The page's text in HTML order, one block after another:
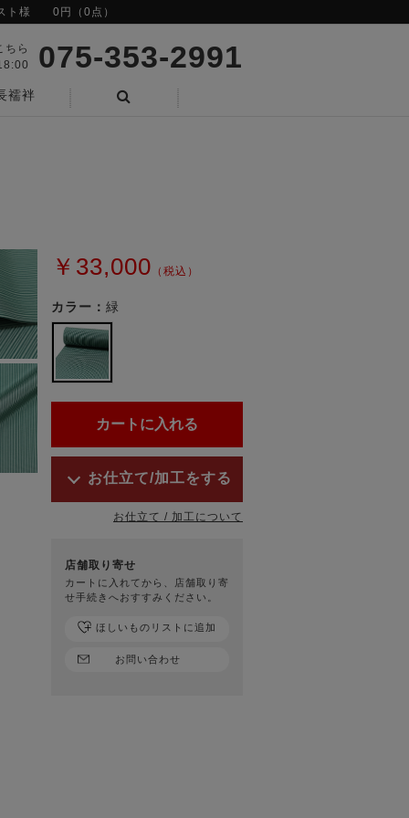
ト様 0円（0点）
ちら
075-353-2991
襦袢
￥33,000 （税込）
カラー： 緑
お仕立て/加工をする
お仕立て / 加工について
店舗取り寄せ
カートに入れてから、店舗取り寄
せ手続きへおすすみください。
お問い合わせ
ほしいものリストに追加